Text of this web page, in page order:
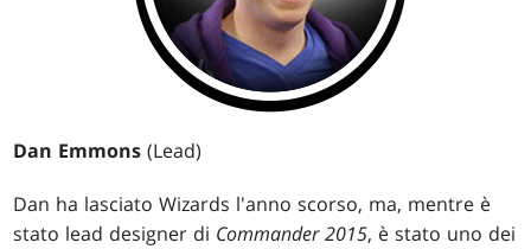
Dan Emmons(Lead)
Dan ha lasciato Wizards l'anno scorso, ma, mentre è
stato lead designer di Commander 2015, è stato uno dei